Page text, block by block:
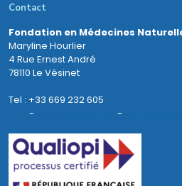
Contact
Fondation en Médecines
Maryline Hourlier
4 Rue Ernest André
78110 Le Vésinet
Tel : +33 669 232 605
- -